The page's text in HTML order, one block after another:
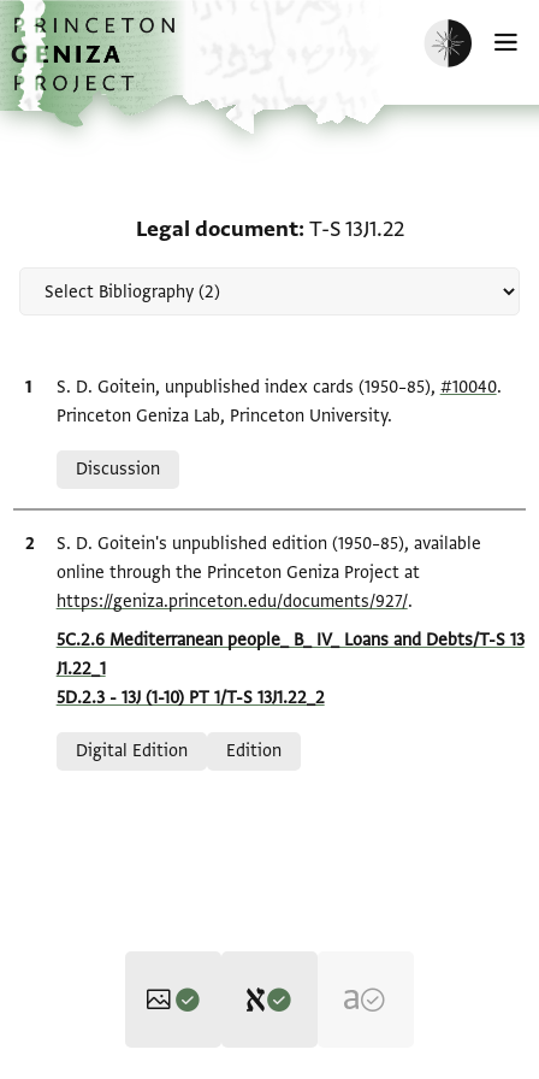
Skip to main content
home
Enable dark
Legal document T-S 13J1.22
Bibliographic citation
S. D. Goitein, unpublished index cards (1950–85), #10040.
Princeton Geniza Lab, Princeton University.
Discussion
Bibliographic citation
S. D. Goitein's unpublished edition (1950–85), available
online through the Princeton Geniza Project at
https://geniza.princeton.edu/documents/927/.
Location in source
5C.2.6 Mediterranean people_ B_ IV_ Loans and Debts/T-S 13
J1.22_1
5D.2.3 - 13J (1-10) PT 1/T-S 13J1.22_2
Digital Edition
Edition